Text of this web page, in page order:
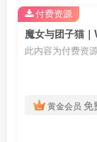
此内容为付费资
黄金会员 免
付费资源